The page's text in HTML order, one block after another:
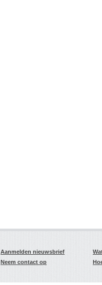
Aanmelden nieuwsbrief
Neem contact op